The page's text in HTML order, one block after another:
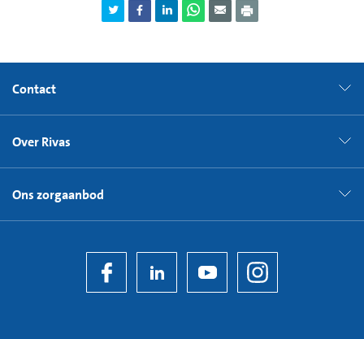
Contact
Over Rivas
Ons zorgaanbod